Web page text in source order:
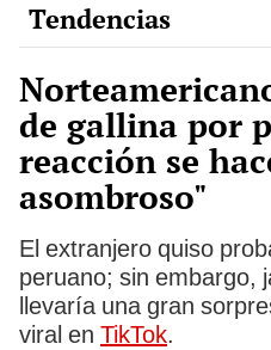
Tendencias
de gallina por
reacción se
asombroso"
El extranjero quiso
peruano; sin embargo,
llevaría una gran
viral en TikTok.